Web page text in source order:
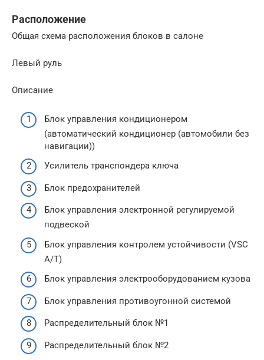
Расположение
Общая схема расположения блоков в салоне
Левый руль
Описание
Блок управления кондиционером
(автоматический кондиционер (автомобили без
навигации))
Усилитель транспондера ключа
Блок предохранителей
Блок управления электронной регулируемой
подвеской
Блок управления контролем устойчивости (VSC
A/T)
Блок управления электрооборудованием кузова
Блок управления противоугонной системой
Распределительный блок №1
Распределительный блок №2